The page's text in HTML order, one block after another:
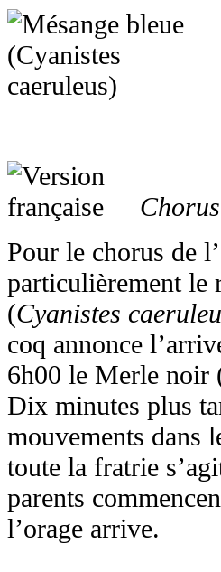
Pour le chorus de
particulièrement le
(Cyanistes
coq annonce
6h00 le Merle noir
Dix minutes plus
mouvements dans
toute la fratrie
parents
l’orage arrive.